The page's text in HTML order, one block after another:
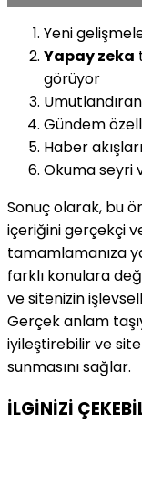
Yeni
Yapay zeka
görüyor
Gündem
Haber
Okuma seyri
Sonuç olarak, bu
içeriğini gerçekçi
tamamlamanıza
farklı konulara
ve sitenizin
Gerçek anlam
iyileştirebilir ve
sunmasını sağlar.
İLGİNİZİ